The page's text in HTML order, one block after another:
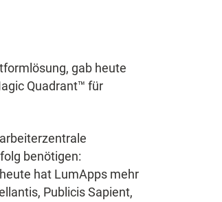
gab heute
Quadrant™ für
benötigen:
hat LumApps mehr
Publicis Sapient,